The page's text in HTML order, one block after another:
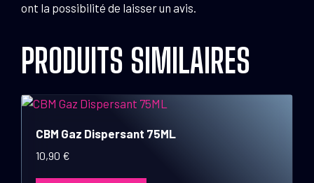
ont la possibilité de laisser un avis.
PRODUITS SIMILAIRES
CBM Gaz Dispersant 75ML
10,90 €